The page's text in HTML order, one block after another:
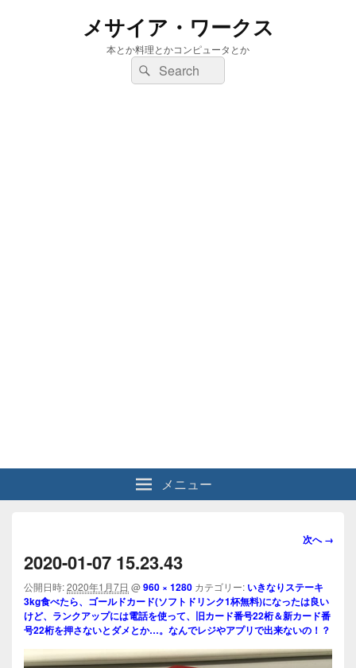
メサイア・ワークス
本とか料理とかコンピュータとか
検
索:
検
索
メニュー
画
ビ
ゲ
ー
シ
ョ
次へ →
2020-01-07 15.23.43
公開日時:2020年1月7日 @960 × 1280 カテゴリー: いきなりステーキ
3kg食べたら、ゴールドカード(ソフトドリンク1杯無料)になったは良い
けど、ランクアップには電話を使って、旧カード番号22桁＆新カード番
号22桁を押さないとダメとか…。なんでレジやアプリで出来ないの！？